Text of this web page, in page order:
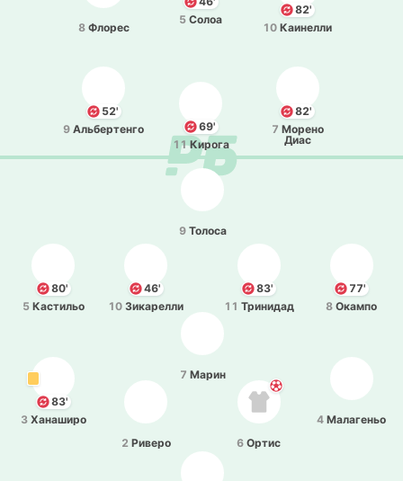
82'
10 Каи­не­лли
8 Флорес
5 Солоа
69'
11 Кирога
52'
9 Альбе­рте­нго
82'
7 Морено
Диас
4 Ма­ла­ге­ньо
2 Риверо
83'
3 Ха­на­ши­ро
6 Ортис
83'
11 Три­ни­дад
7 Марин
80'
5 Ка­сти­льо
77'
8 Окампо
46'
10 Зи­ка­ре­лли
9 Толоса